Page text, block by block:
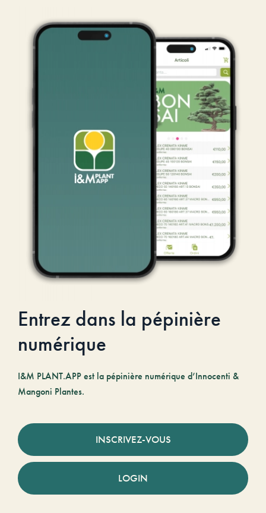
Entrez dans la pépinière
numérique
I&M PLANT.APP est la pépinière numérique d’Innocenti &
Mangoni Plantes.
INSCRIVEZ-VOUS
LOGIN